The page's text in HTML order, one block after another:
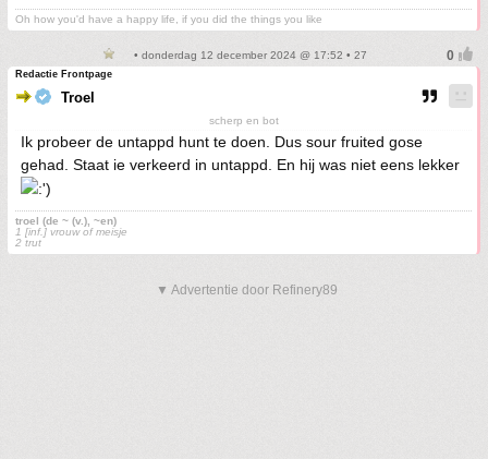
Oh how you'd have a happy life, if you did the things you like
• donderdag 12 december 2024 @ 17:52 • 27
Redactie Frontpage
Troel
scherp en bot
Ik probeer de untappd hunt te doen. Dus sour fruited gose
gehad. Staat ie verkeerd in untappd. En hij was niet eens lekker
troel (de ~ (v.), ~en)
1 [inf.] vrouw of meisje
2 trut
▼ Advertentie door Refinery89